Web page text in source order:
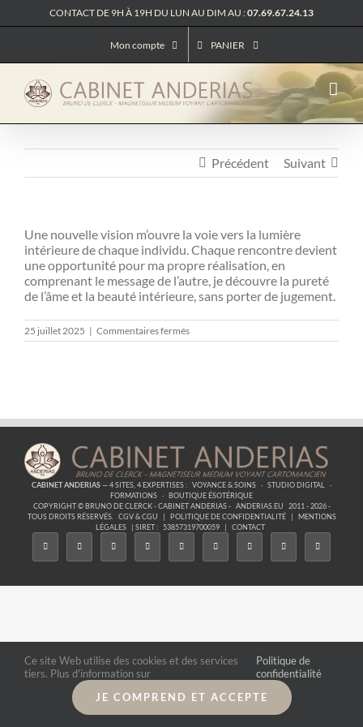
au
CONTACT DE 9H À 19H DU LUN AU DIM AU :07.69.67.24.13
Mon compte PANIER
Précédent Suivant
Une nouvelle vision m’ouvre la voie vers la lumière
intérieure de chaque individu. Chaque rencontre devient
une opportunité pour ma propre réalisation, en
comprenant le message de l’autre, je découvre la pureté
de l’âme et la beauté intérieure, sans porter de jugement.
25 juillet 2025 | Commentaires ferméssur
Messages
Intérieure
CABINET ANDERIAS— 4 SITES, 4 EXPERTISES : VOYANCE & SOINS · STUDIO DIGITAL
·
FORMATIONS · BOUTIQUE ÉSOTÉRIQUE
COPYRIGHT © BRUNO DE CLERCK - CABINET ANDERIAS - ANDERIAS.EU
2011 - 2026 -
TOUS DROITS RÉSERVÉS.
CGV & CGU | POLITIQUE DE CONFIDENTIALITÉ |
MENTIONS
LÉGALES
| SIRET : 53857319700059 | CONTACT
Ce site Web utilise des cookies et des services
tiers. Plus d'information sur
Politique de
confidentialité
JE COMPREND ET ACCEPTE